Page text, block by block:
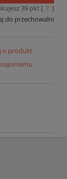
39pkt [ ? ]
do przechowalni
o produkt